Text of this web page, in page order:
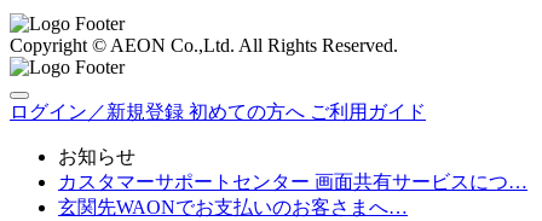
Copyright © AEON Co.,Ltd. All Rights Reserved.
ログイン／新規登録 初めての方へ ご利用ガイド
お知らせ
カスタマーサポートセンター 画面共有サービスにつ…
玄関先WAONでお支払いのお客さまへ…